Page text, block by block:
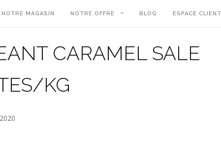
NOTRE MAGASIN NOTRE OFFRE BLOG ESPACE CLIENT
CARAMEL SALE
KG